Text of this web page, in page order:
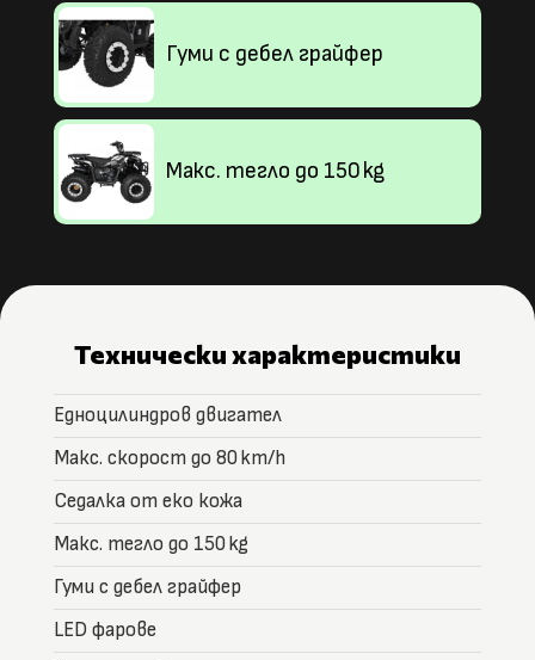
Гуми с дебел грайфер
Макс. тегло до 150 kg
Технически характеристики
Едноцилиндров двигател
Макс. скорост до 80 km/h
Седалка от еко кожа
Макс. тегло до 150 kg
Гуми с дебел грайфер
LED фарове